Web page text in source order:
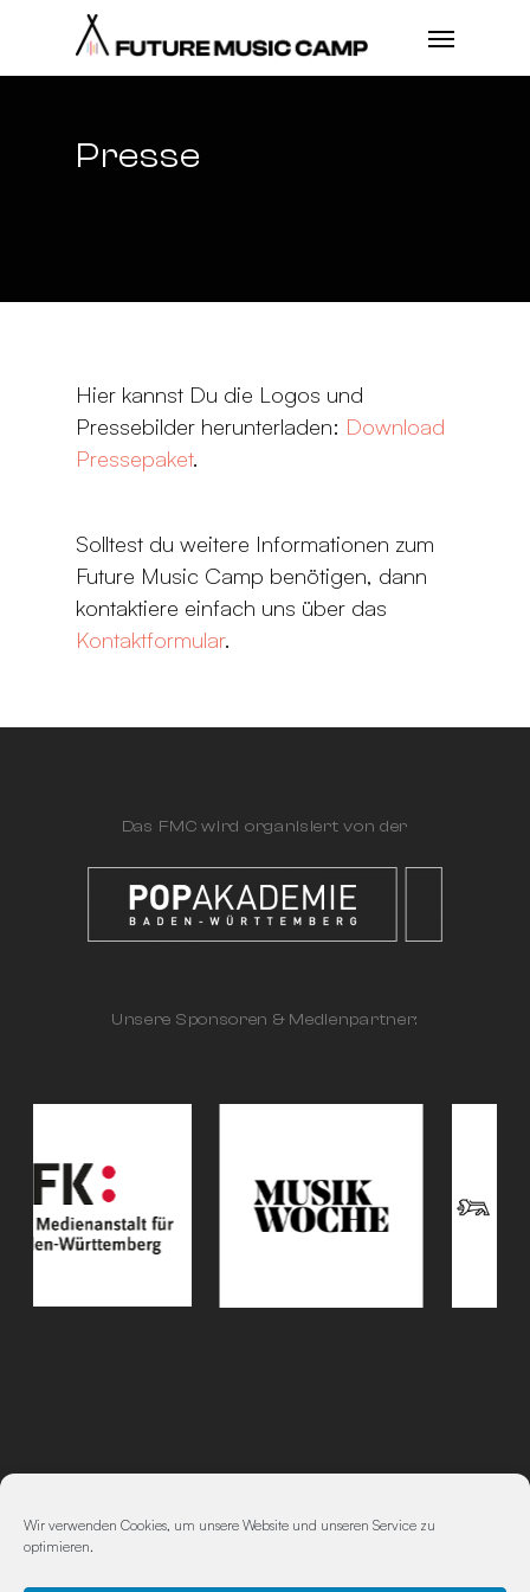
Wir verwenden Cookies, um unsere Website und unseren Service zu
optimieren.
Presse
Hier kannst Du die Logos und
Pressebilder herunterladen: Download
Pressepaket.
Solltest du weitere Informationen zum
Future Music Camp benötigen, dann
kontaktiere einfach uns über das
Kontaktformular.
Das FMC wird organisiert von der
Unsere Sponsoren & Medienpartner: